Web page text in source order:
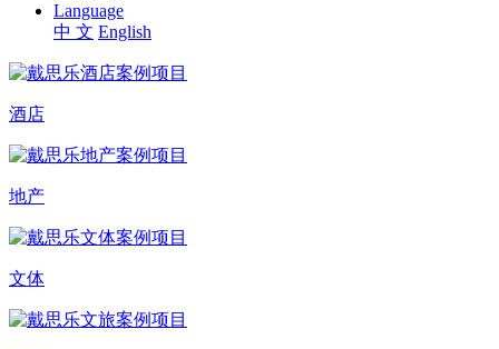
Language
中 文 English
酒店
地产
文体